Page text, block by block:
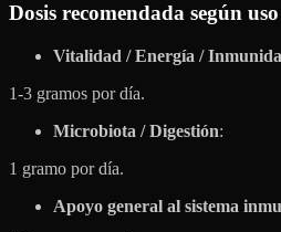
Dosis recomendada según
Vitalidad / Energía /
1-3 gramos por día.
Microbiota / Digestión:
1 gramo por día.
Apoyo general al sistema